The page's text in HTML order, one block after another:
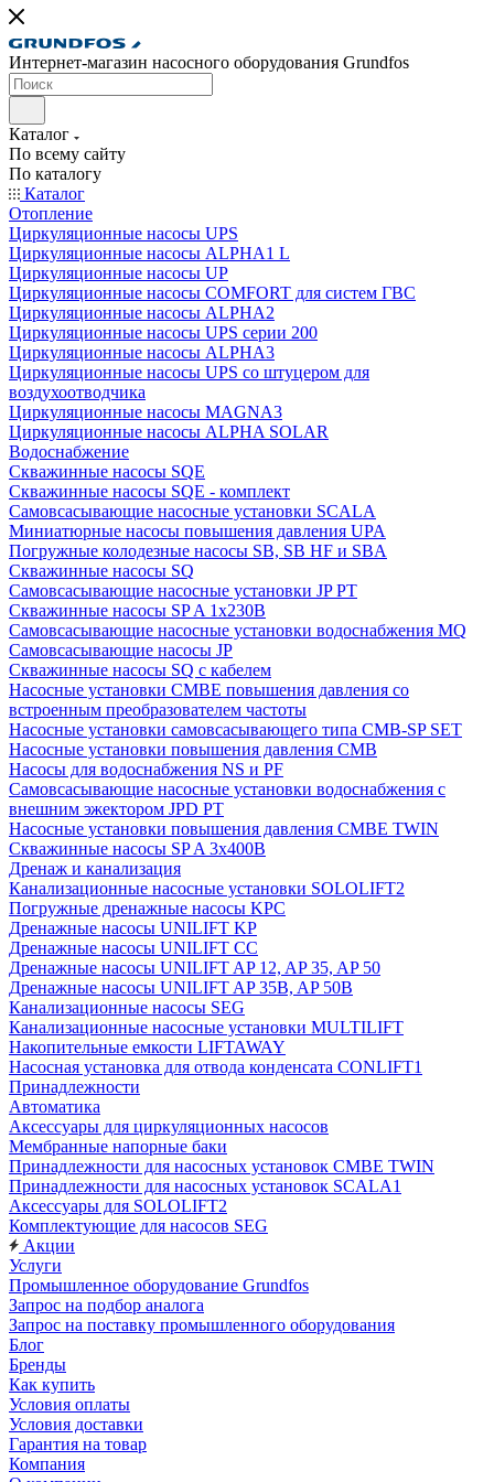
Интернет-магазин насосного оборудования Grundfos
Каталог
По всему сайту
По каталогу
Каталог
Отопление
Циркуляционные насосы UPS
Циркуляционные насосы ALPHA1 L
Циркуляционные насосы UP
Циркуляционные насосы COMFORT для систем ГВС
Циркуляционные насосы ALPHA2
Циркуляционные насосы UPS серии 200
Циркуляционные насосы ALPHA3
Циркуляционные насосы UPS со штуцером для
воздухоотводчика
Циркуляционные насосы MAGNA3
Циркуляционные насосы ALPHA SOLAR
Водоснабжение
Скважинные насосы SQE
Скважинные насосы SQE - комплект
Cамовсасывающие насосные установки SCALA
Миниатюрные насосы повышения давления UPA
Погружные колодезные насосы SB, SB HF и SBA
Скважинные насосы SQ
Самовсасывающие насосные установки JP PT
Скважинные насосы SP A 1x230В
Самовсасывающие насосные установки водоснабжения MQ
Самовсасывающие насосы JP
Скважинные насосы SQ с кабелем
Насосные установки CMBE повышения давления со
встроенным преобразователем частоты
Насосные установки самовсасывающего типа CMB-SP SET
Насосные установки повышения давления CMB
Насосы для водоснабжения NS и PF
Самовсасывающие насосные установки водоснабжения с
внешним эжектором JPD PT
Насосные установки повышения давления CMBE TWIN
Скважинные насосы SP A 3x400В
Дренаж и канализация
Канализационные насосные установки SOLOLIFT2
Погружные дренажные насосы KPC
Дренажные насосы UNILIFT KP
Дренажные насосы UNILIFT CC
Дренажные насосы UNILIFT AP 12, AP 35, AP 50
Дренажные насосы UNILIFT AP 35B, AP 50B
Канализационные насосы SEG
Канализационные насосные установки MULTILIFT
Накопительные емкости LIFTAWAY
Насосная установка для отвода конденсата CONLIFT1
Принадлежности
Автоматика
Аксессуары для циркуляционных насосов
Мембранные напорные баки
Принадлежности для насосных установок CMBE TWIN
Принадлежности для насосных установок SCALA1
Аксессуары для SOLOLIFT2
Комплектующие для насосов SEG
Акции
Услуги
Промышленное оборудование Grundfos
Запрос на подбор аналога
Запрос на поставку промышленного оборудования
Блог
Бренды
Как купить
Условия оплаты
Условия доставки
Гарантия на товар
Компания